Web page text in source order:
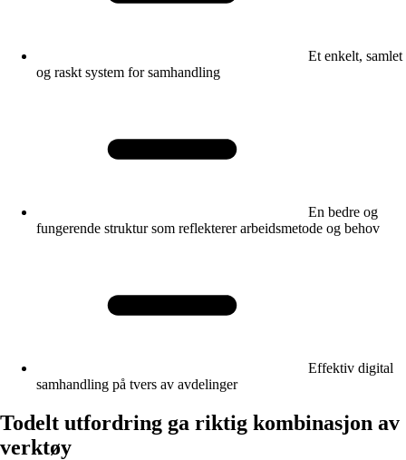
Et enkelt, samlet
og raskt system for samhandling
En bedre og
fungerende struktur som reflekterer arbeidsmetode og behov
Effektiv digital
samhandling på tvers av avdelinger
Todelt utfordring ga riktig kombinasjon av
verktøy